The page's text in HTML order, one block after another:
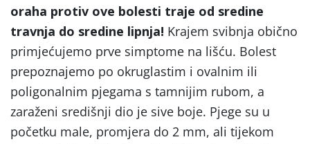
oraha protiv ove bolesti traje od sredine
travnja do sredine lipnja! Krajem svibnja obično
primjećujemo prve simptome na lišću. Bolest
prepoznajemo po okruglastim i ovalnim ili
poligonalnim pjegama s tamnijim rubom, a
zaraženi središnji dio je sive boje. Pjege su u
početku male, promjera do 2 mm, ali tijekom